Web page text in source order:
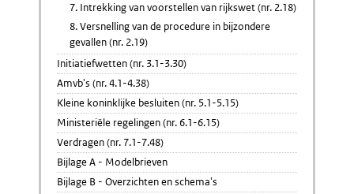
7. Intrekking van voorstellen van rijkswet (nr. 2.18)
8. Versnelling van de procedure in bijzondere
gevallen (nr. 2.19)
Initiatiefwetten (nr. 3.1-3.30)
Amvb's (nr. 4.1-4.38)
Kleine koninklijke besluiten (nr. 5.1-5.15)
Ministeriële regelingen (nr. 6.1-6.15)
Verdragen (nr. 7.1-7.48)
Bijlage A - Modelbrieven
Bijlage B - Overzichten en schema's